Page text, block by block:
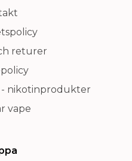
returer
- nikotinprodukter
vape